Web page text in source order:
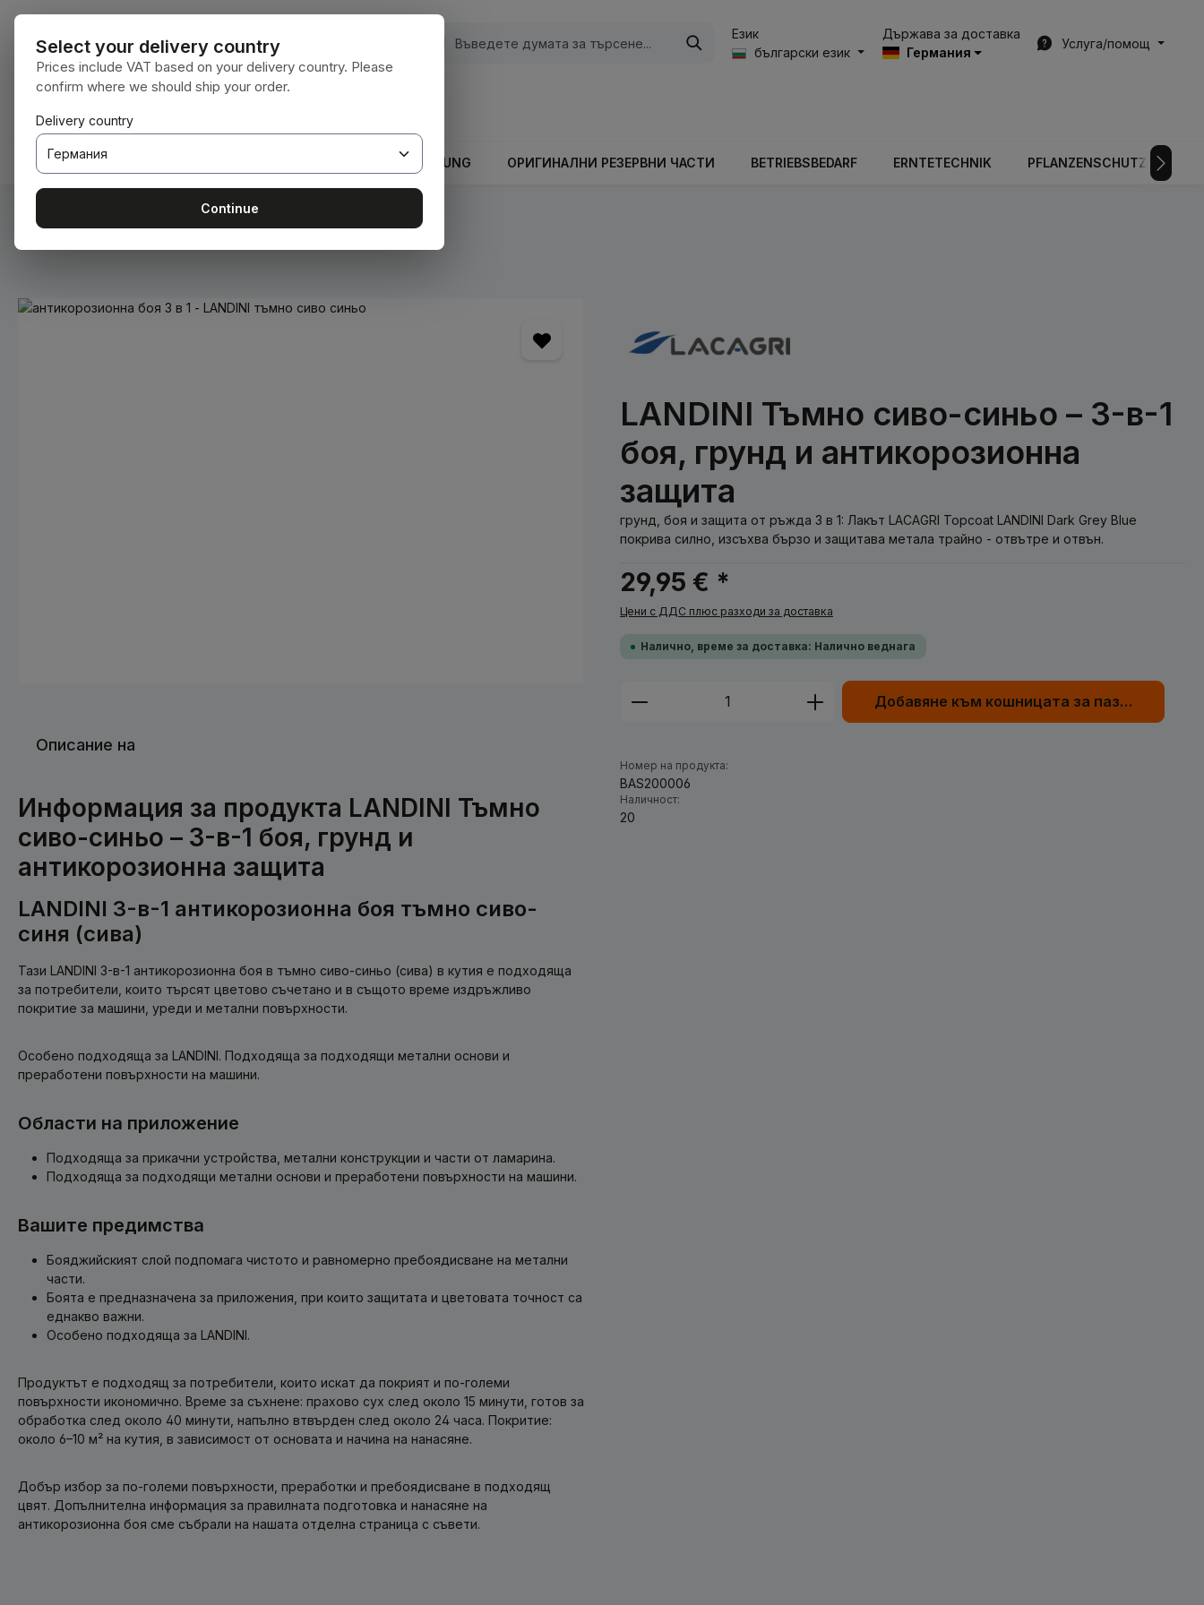
към основното съдържание
Преминете към търсенето
Преминете към основната навигация
Език
български език
Държава за доставка
Германия
Услуга/помощ
НАЧАЛНА СТРАНИЦА BODENBEARBEITUNG ОРИГИНАЛНИ РЕЗЕРВНИ ЧАСТИ BETRIEBSBEDARF ERNTETECHNIK PFLANZENSCHUTZTECHNIK
Вие сте тук: Бои и лакове
Пропуснете галерия с изображения
LANDINI Тъмно сиво-синьо – 3-в-1
боя, грунд и антикорозионна
защита
грунд, боя и защита от ръжда 3 в 1: Лакът LACAGRI Topcoat LANDINI Dark Grey Blue
покрива силно, изсъхва бързо и защитава метала трайно - отвътре и отвън.
29,95 € *
Цени с ДДС плюс разходи за доставка
Налично, време за доставка: Налично веднага
Количество на продукта: Въведете желаната сума
Добавяне към кошницата за пазаруване
Номер на продукта:
BAS200006
Наличност:
20
Описание на
Информация за продукта LANDINI Тъмно
сиво-синьо – 3-в-1 боя, грунд и
антикорозионна защита
LANDINI 3-в-1 антикорозионна боя тъмно сиво-
синя (сива)
Тази LANDINI 3-в-1 антикорозионна боя в тъмно сиво-синьо (сива) в кутия е подходяща
за потребители, които търсят цветово съчетано и в същото време издръжливо
покритие за машини, уреди и метални повърхности.
Особено подходяща за LANDINI. Подходяща за подходящи метални основи и
преработени повърхности на машини.
Области на приложение
Подходяща за прикачни устройства, метални конструкции и части от ламарина.
Подходяща за подходящи метални основи и преработени повърхности на машини.
Вашите предимства
Бояджийският слой подпомага чистото и равномерно пребоядисване на метални
части.
Боята е предназначена за приложения, при които защитата и цветовата точност са
еднакво важни.
Особено подходяща за LANDINI.
Продуктът е подходящ за потребители, които искат да покрият и по-големи
повърхности икономично. Време за съхнене: прахово сух след около 15 минути, готов за
обработка след около 40 минути, напълно втвърден след около 24 часа. Покритие:
около 6–10 м² на кутия, в зависимост от основата и начина на нанасяне.
Добър избор за по-големи повърхности, преработки и пребоядисване в подходящ
цвят. Допълнителна информация за правилната подготовка и нанасяне на
антикорозионна боя сме събрали на нашата отделна страница с съвети.
Select your delivery country
Prices include VAT based on your delivery country. Please
confirm where we should ship your order.
Delivery country
Continue